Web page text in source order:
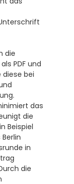
die
PDF und
diese bei
das
die
Beispiel
in
die